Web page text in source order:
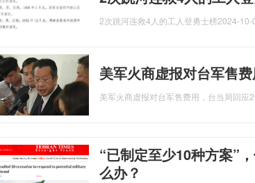
2次跳河连救4人的工人登勇士榜2024-10-
美军火商虚报对台军售
美军火商虚报对台军售费用，台当局回应
“已制定至少10种方案”
么办？